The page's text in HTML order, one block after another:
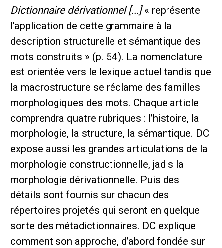
Dictionnaire dérivationnel [...]« représente
l’application de cette grammaire à la
description structurelle et sémantique des
mots construits » (p. 54). La nomenclature
est orientée vers le lexique actuel tandis que
la macrostructure se réclame des familles
morphologiques des mots. Chaque article
comprendra quatre rubriques : l’histoire, la
morphologie, la structure, la sémantique. DC
expose aussi les grandes articulations de la
morphologie constructionnelle, jadis la
morphologie dérivationnelle. Puis des
détails sont fournis sur chacun des
répertoires projetés qui seront en quelque
sorte des métadictionnaires. DC explique
comment son approche, d’abord fondée sur